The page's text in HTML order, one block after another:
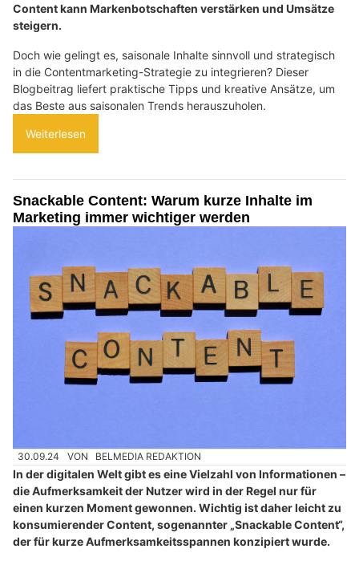
Content kann Markenbotschaften verstärken und Umsätze
steigern.
Doch wie gelingt es, saisonale Inhalte sinnvoll und strategisch
in die Contentmarketing-Strategie zu integrieren? Dieser
Blogbeitrag liefert praktische Tipps und kreative Ansätze, um
das Beste aus saisonalen Trends herauszuholen.
Weiterlesen
Snackable Content: Warum kurze Inhalte im
Marketing immer wichtiger werden
30.09.24 VON BELMEDIA REDAKTION
In der digitalen Welt gibt es eine Vielzahl von Informationen –
die Aufmerksamkeit der Nutzer wird in der Regel nur für
einen kurzen Moment gewonnen. Wichtig ist daher leicht zu
konsumierender Content, sogenannter „Snackable Content“,
der für kurze Aufmerksamkeitsspannen konzipiert wurde.